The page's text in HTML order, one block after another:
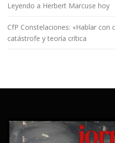
Leyendo a Herbert Marcuse hoy
CfP Constelaciones: «Hablar con
catástrofe y teoría crítica